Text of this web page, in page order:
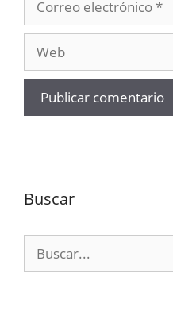
electrónico
Buscar